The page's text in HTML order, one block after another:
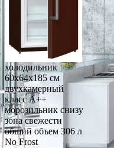
холодильник
60x64x185 см
двухкамерный
класс A++
морозильник снизу
зона свежести
общий объем 306 л
No Frost